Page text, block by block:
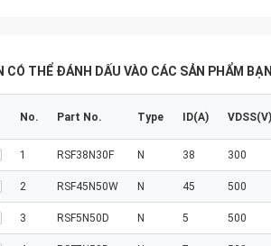
CÓ THỂ ĐÁNH DẤU VÀO CÁC SẢN PHẨM
No. Part No. Type ID(A) VDSS(V)
1 RSF38N30F N 38 300
2 RSF45N50W N 45 500
3 RSF5N50D N 5 500